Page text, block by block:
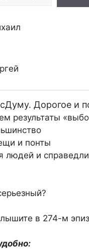
Дорогое и
результаты
и понты
людей и
в 274-м